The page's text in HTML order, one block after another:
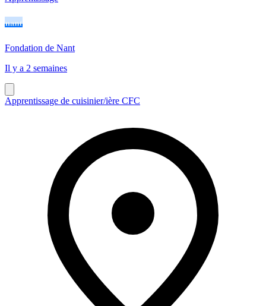
Fondation de Nant
Il y a 2 semaines
Apprentissage de cuisinier/ière CFC